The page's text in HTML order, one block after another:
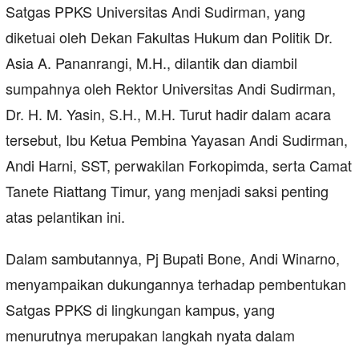
Satgas PPKS Universitas Andi Sudirman, yang
diketuai oleh Dekan Fakultas Hukum dan Politik Dr.
Asia A. Pananrangi, M.H., dilantik dan diambil
sumpahnya oleh Rektor Universitas Andi Sudirman,
Dr. H. M. Yasin, S.H., M.H. Turut hadir dalam acara
tersebut, Ibu Ketua Pembina Yayasan Andi Sudirman,
Andi Harni, SST, perwakilan Forkopimda, serta Camat
Tanete Riattang Timur, yang menjadi saksi penting
atas pelantikan ini.
Dalam sambutannya, Pj Bupati Bone, Andi Winarno,
menyampaikan dukungannya terhadap pembentukan
Satgas PPKS di lingkungan kampus, yang
menurutnya merupakan langkah nyata dalam